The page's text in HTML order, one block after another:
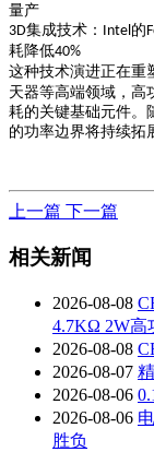
量产
3D集成技术 ： Intel 的
耗降低40%
这种技术演进正在重
天器等高端领域，高
耗的关键基础元件。
的功率边界将持续拓
上一篇 下一篇
相关新闻
2026-08-08
4.7KΩ 2W高
2026-08-08
2026-08-07
2026-08-06
2026-08-06
胜负